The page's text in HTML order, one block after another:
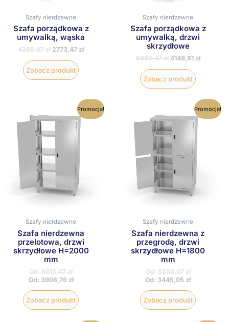
Szafy nierdzewne
Szafa porządkowa z
umywalką, wąska
4266,87zł 2773,47 zł
Zobacz produkt
produktu
Szafy nierdzewne
Szafa porządkowa z
umywalką, drzwi
skrzydłowe
6382,47zł 4148,61 zł
Zobacz produkt
produktu
Promocja!
Szafy nierdzewne
Szafa nierdzewna
przelotowa, drzwi
skrzydłowe H=2000
mm
Od:6013,47zł
Od: 3908,76 zł
Zobacz produkt
Ten
produkt
Opcje
wybrać
stronie
Promocja!
Szafy nierdzewne
Szafa nierdzewna z
przegrodą, drzwi
skrzydłowe H=1800
mm
Od:5300,07zł
Od: 3445,05 zł
Zobacz produkt
Ten
produkt
Opcje
wybrać
stronie